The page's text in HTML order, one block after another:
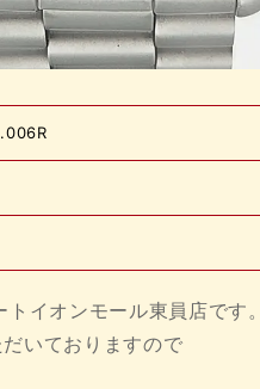
イオンモール東員店です。
いておりますので